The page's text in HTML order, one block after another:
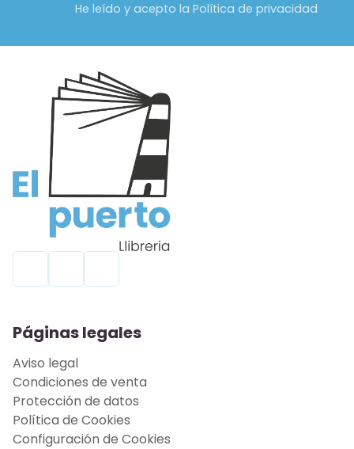
He leído y acepto la Política de privacidad
Páginas legales
Aviso legal
Condiciones de venta
Protección de datos
Política de Cookies
Configuración de Cookies